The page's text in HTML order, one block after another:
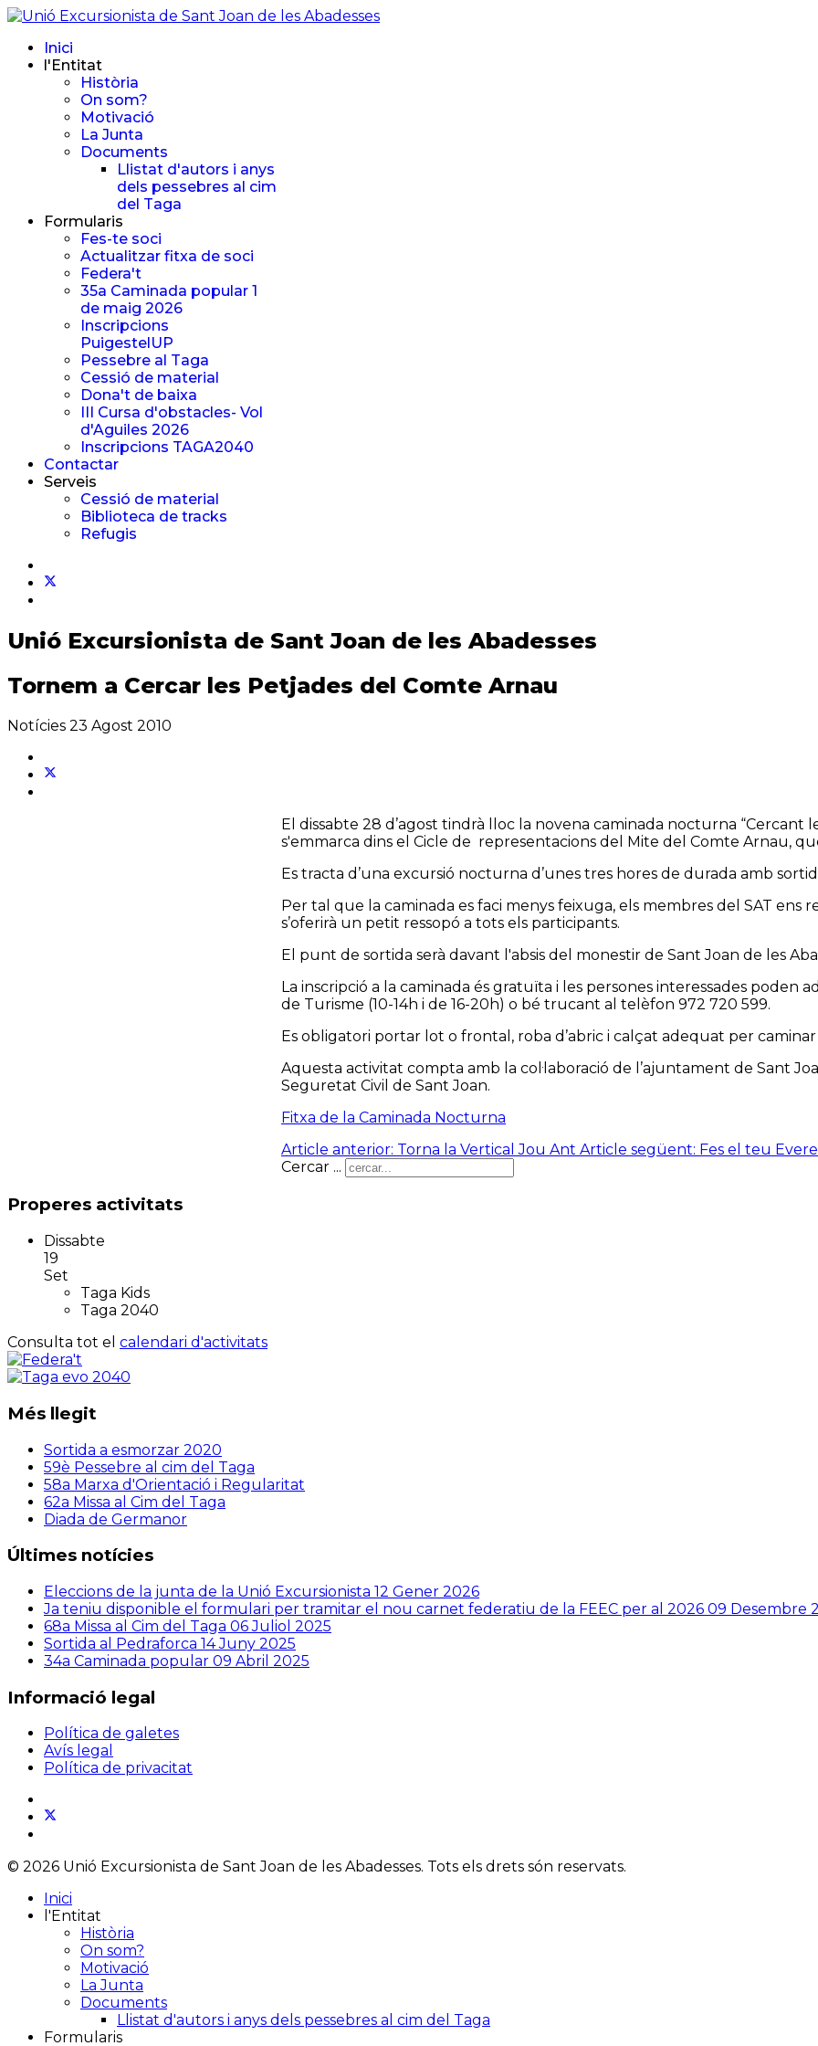
Inici
l'Entitat
Història
On som?
Motivació
La Junta
Documents
Llistat d'autors i anys
dels pessebres al cim
del Taga
Formularis
Fes-te soci
Actualitzar fitxa de soci
Federa't
35a Caminada popular 1
de maig 2026
Inscripcions
PuigestelUP
Pessebre al Taga
Cessió de material
Dona't de baixa
III Cursa d'obstacles- Vol
d'Aguiles 2026
Inscripcions TAGA2040
Contactar
Serveis
Cessió de material
Biblioteca de tracks
Refugis
Unió Excursionista de Sant Joan de les Abadesses
Tornem a Cercar les Petjades del Comte Arnau
Notícies 23 Agost 2010
El dissabte 28 d’agost tindrà lloc la novena caminada nocturna “Cercant
s'emmarca dins el Cicle de representacions del Mite del Comte Arnau,
Es tracta d’una excursió nocturna d’unes tres hores de durada amb
Per tal que la caminada es faci menys feixuga, els membres del SAT
s’oferirà un petit ressopó a tots els participants.
El punt de sortida serà davant l'absis del monestir de Sant Joan de les
La inscripció a la caminada és gratuïta i les persones interessades poden
de Turisme (10-14h i de 16-20h) o bé trucant al telèfon 972 720 599.
Es obligatori portar lot o frontal, roba d’abric i calçat adequat per
Aquesta activitat compta amb la col·laboració de l’ajuntament de Sant
Seguretat Civil de Sant Joan.
Fitxa de la Caminada Nocturna
Article anterior: Torna la Vertical Jou Ant Article següent: Fes el teu
Cercar ...
Properes activitats
Dissabte
19
Set
Taga Kids
Taga 2040
Consulta tot el calendari d'activitats
Més llegit
Sortida a esmorzar 2020
59è Pessebre al cim del Taga
58a Marxa d'Orientació i Regularitat
62a Missa al Cim del Taga
Diada de Germanor
Últimes notícies
Eleccions de la junta de la Unió Excursionista 12 Gener 2026
Ja teniu disponible el formulari per tramitar el nou carnet federatiu de la FEEC per al 2026 09 Desembre
68a Missa al Cim del Taga 06 Juliol 2025
Sortida al Pedraforca 14 Juny 2025
34a Caminada popular 09 Abril 2025
Informació legal
Política de galetes
Avís legal
Política de privacitat
© 2026 Unió Excursionista de Sant Joan de les Abadesses. Tots els drets són reservats.
Inici
l'Entitat
Història
On som?
Motivació
La Junta
Documents
Llistat d'autors i anys dels pessebres al cim del Taga
Formularis